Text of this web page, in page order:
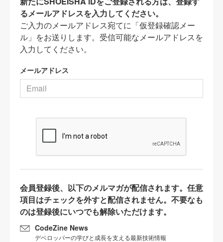
るメールアドレスを入力してください。
ご入力のメールアドレス宛てに「仮登録確認メー
ル」をお送りします。受信可能なメールアドレスを
入力してください。
メールアドレス
会員登録後、以下のメルマガが配信されます。任意
項目はチェックを外すと配信されません。不要なも
のは登録後にいつでも解除いただけます。
CodeZine News
デベロッパーの学びと成長を支える最新技術情報